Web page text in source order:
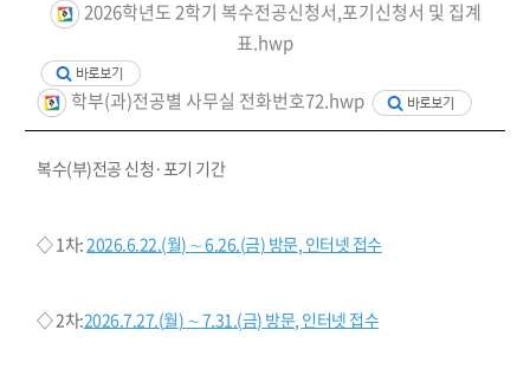
표.hwp
학부(과)전공별 사무실 전화번호72.hwp
복수(부)전공 신청 · 포기 기간
◇1차:2026.6.22.(월) ∼6.26.(금) 방문 인터넷 접수
◇ 2차:2026.7.27.(월) ∼7 .31.(금) 방문 인터넷 접수